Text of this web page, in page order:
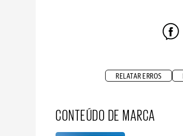
RELATAR ERROS
CONTEÚDO DE MARCA